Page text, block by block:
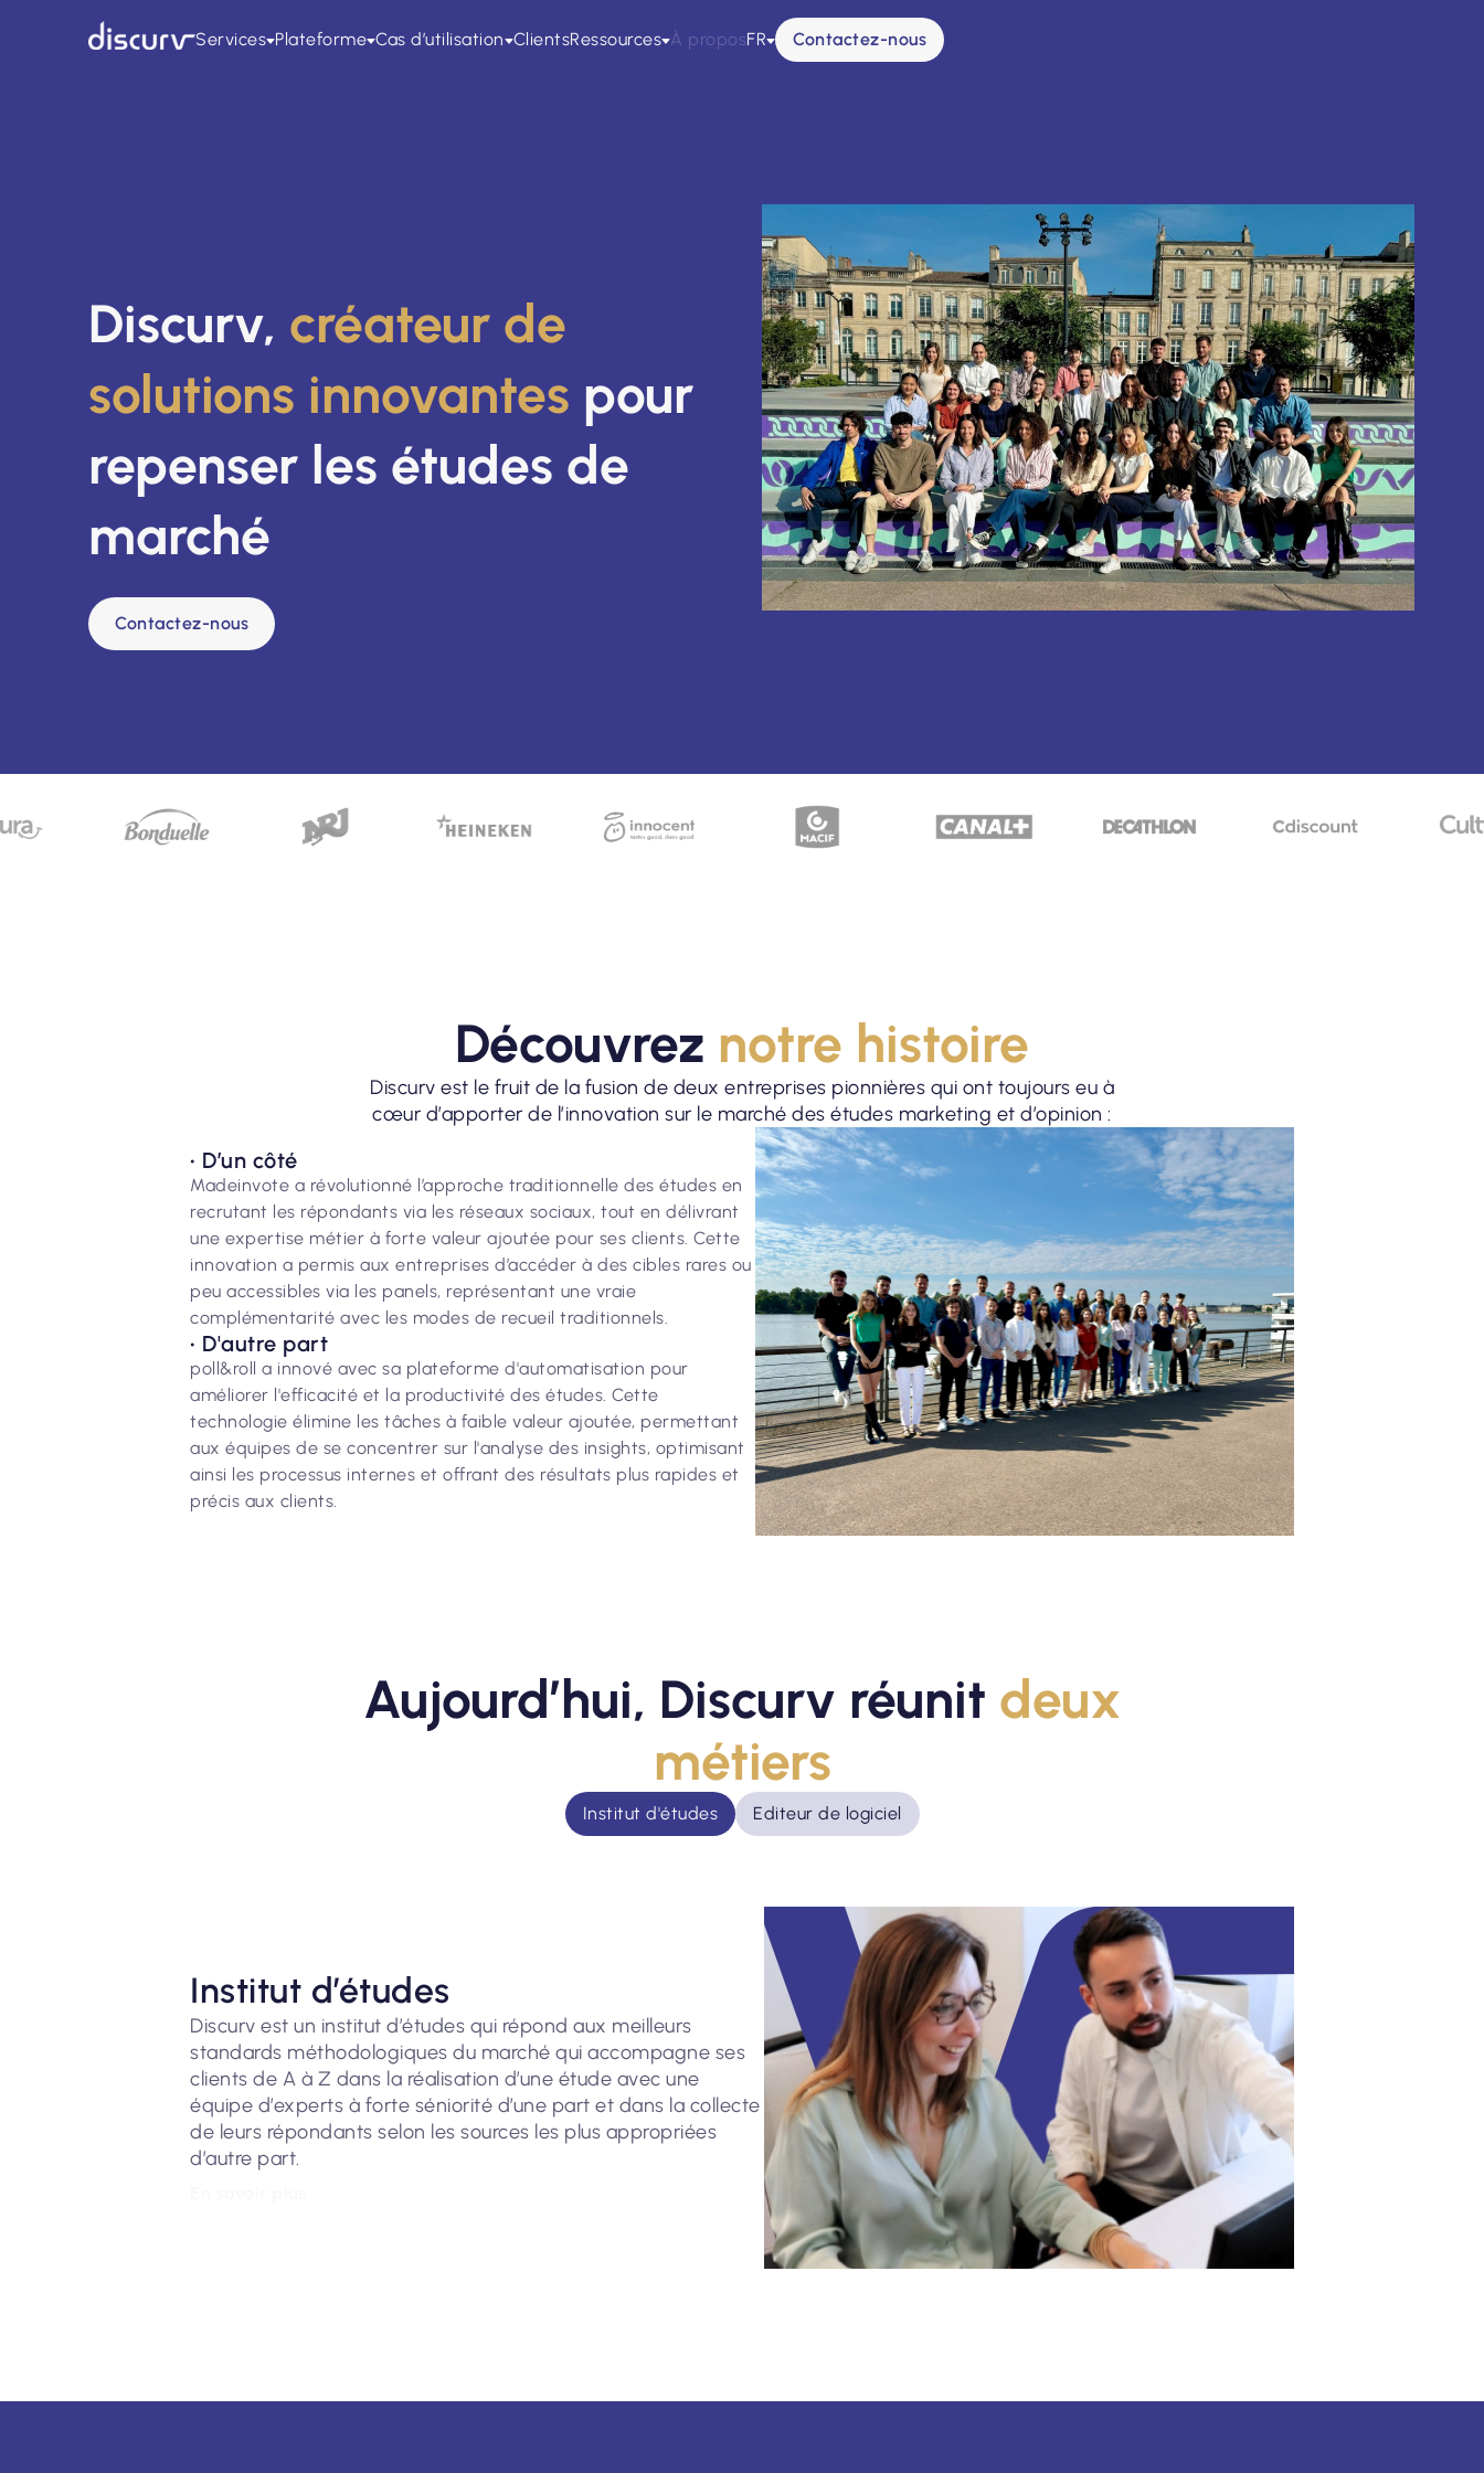
Services Plateforme Cas d’utilisation ClientsRessources À proposFR Contactez-nous
Discurv, créateur de
solutions innovantes pour
repenser les études de
marché
Contactez-nous
Découvrez notre histoire
Discurv est le fruit de la fusion de deux entreprises pionnières qui ont toujours eu à
cœur d’apporter de l’innovation sur le marché des études marketing et d’opinion :
• D’un côté
Madeinvote a révolutionné l’approche traditionnelle des études en
recrutant les répondants via les réseaux sociaux, tout en délivrant
une expertise métier à forte valeur ajoutée pour ses clients. Cette
innovation a permis aux entreprises d’accéder à des cibles rares ou
peu accessibles via les panels, représentant une vraie
complémentarité avec les modes de recueil traditionnels.
• D'autre part
poll&roll a innové avec sa plateforme d'automatisation pour
améliorer l'efficacité et la productivité des études. Cette
technologie élimine les tâches à faible valeur ajoutée, permettant
aux équipes de se concentrer sur l'analyse des insights, optimisant
ainsi les processus internes et offrant des résultats plus rapides et
précis aux clients.
Aujourd’hui, Discurv réunit deux
métiers
Institut d'études Editeur de logiciel
Institut d’études
Discurv est un institut d’études qui répond aux meilleurs
standards méthodologiques du marché qui accompagne ses
clients de A à Z dans la réalisation d’une étude avec une
équipe d’experts à forte séniorité d’une part et dans la collecte
de leurs répondants selon les sources les plus appropriées
d’autre part.